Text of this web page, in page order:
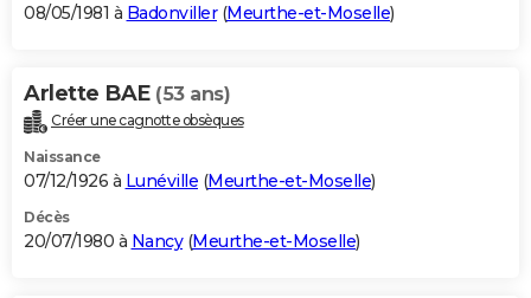
08/05/1981 à Badonviller(Meurthe-et-Moselle)
Arlette BAE (53 ans)
Créer une cagnotte obsèques
Naissance
07/12/1926 à Lunéville (Meurthe-et-Moselle)
Décès
20/07/1980 à Nancy(Meurthe-et-Moselle)